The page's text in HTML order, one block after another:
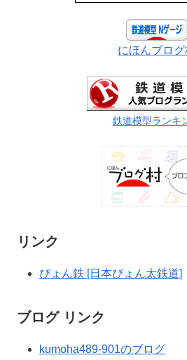
にほんブログ
鉄道模型ランキ
リンク
ぴょん鉄 [日本ぴょん太鉄道]
ブログ リンク
kumoha489-901のブログ